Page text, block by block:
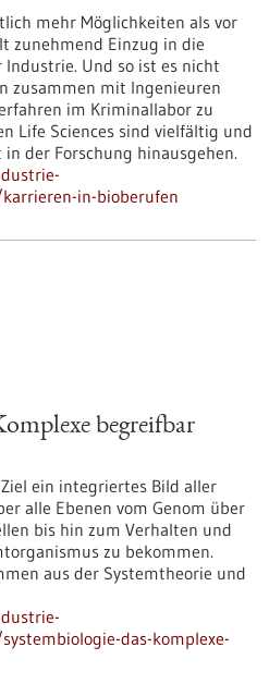
mehr Möglichkeiten als vor
zunehmend Einzug in die
Und so ist es nicht
zusammen mit Ingenieuren
im Kriminallabor zu
Life Sciences sind vielfältig und
der Forschung hinausgehen.
in-bioberufen
begreifbar
ein integriertes Bild aller
alle Ebenen vom Genom über
bis hin zum Verhalten und
zu bekommen.
aus der Systemtheorie und
das-komplexe-